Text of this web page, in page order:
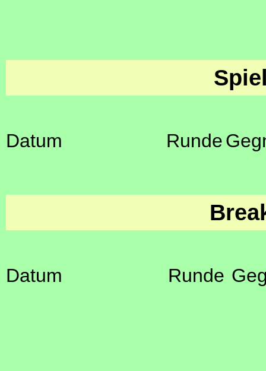
Datum Runde
Datum Runde